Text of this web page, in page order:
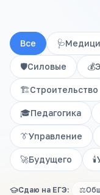
Все 🩺
🛡️Силовые 💰
🏗️Строительство
🎓Педагогика
👔Управление
🚀Будущего 🕯️
Сдаю на ЕГЭ: ⚖️